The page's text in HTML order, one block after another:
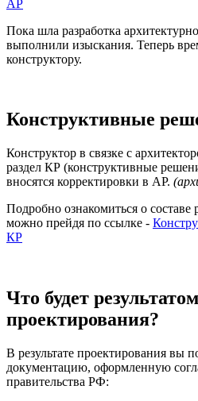
АР
Пока шла разработка
выполнили изыскания. Теперь
конструктору.
Конструктивные
Конструктор в связке с
раздел КР (конструктивные
вносятся корректировки в АР.
Подробно ознакомиться о составе
можно прейдя по ссылке -
КР
Что будет результатом
проектирования?
В результате проектирования вы
документацию, оформленную
правительства РФ: